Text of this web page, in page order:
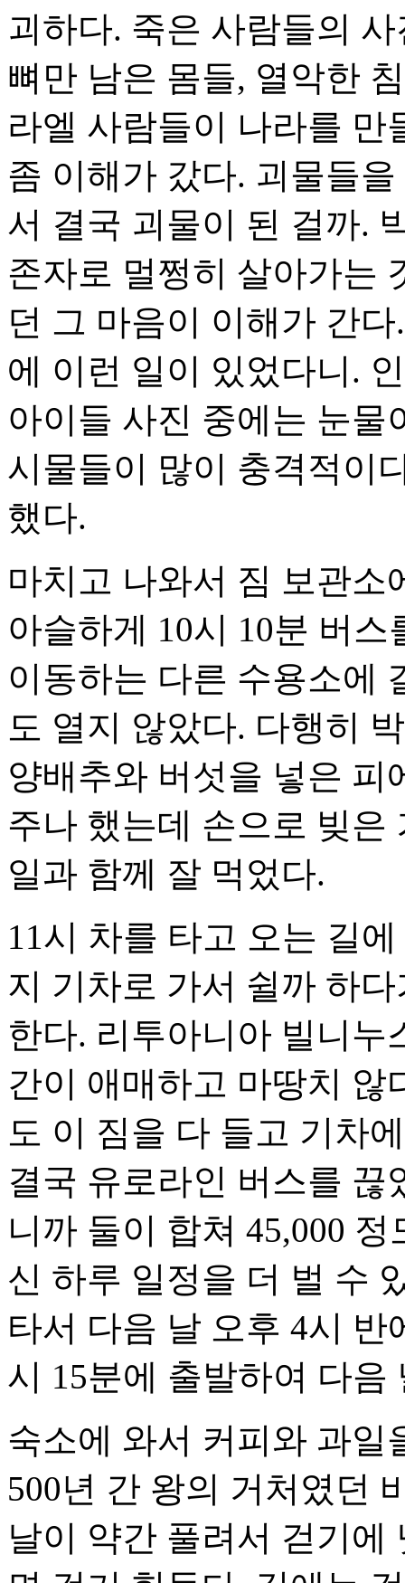
괴하다. 죽은 사람들의
뼈만 남은 몸들, 열악한
라엘 사람들이 나라를 만
좀 이해가 갔다. 괴물들
서 결국 괴물이 된 걸까.
존자로 멀쩡히 살아가는
던 그 마음이 이해가 간
에 이런 일이 있었다니.
아이들 사진 중에는 눈물
시물들이 많이 충격적이
했다.
마치고 나와서 짐 보관소
아슬하게 10시 10분 버
이동하는 다른 수용소에
도 열지 않았다. 다행히
양배추와 버섯을 넣은 피
주나 했는데 손으로 빚은
일과 함께 잘 먹었다.
11시 차를 타고 오는 길
지 기차로 가서 쉴까 하
한다. 리투아니아 빌니누
간이 애매하고 마땅치 않
도 이 짐을 다 들고 기차
결국 유로라인 버스를 끊
니까 둘이 합쳐 45,000
신 하루 일정을 더 벌 수
타서 다음 날 오후 4시
시 15분에 출발하여 다음
숙소에 와서 커피와 과일
500년 간 왕의 거처였던
날이 약간 풀려서 걷기에